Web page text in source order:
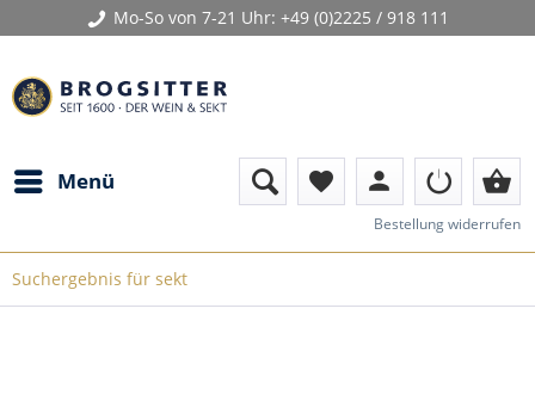
Mo-So von 7-21 Uhr: +49 (0)2225 / 918 111
Menü favorite person shopping_basket
Bestellung widerrufen
Suchergebnis für sekt